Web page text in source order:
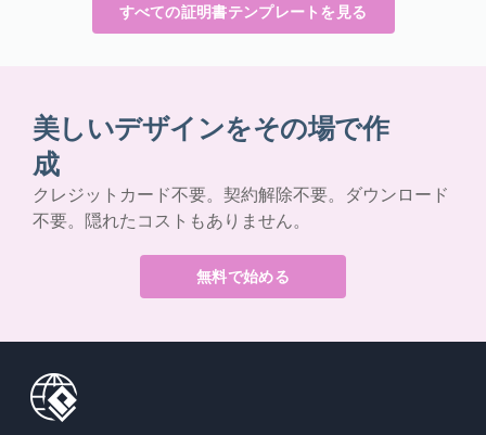
すべての証明書テンプレートを見る
美しいデザインをその場で作
成
クレジットカード不要。契約解除不要。ダウンロード
不要。隠れたコストもありません。
無料で始める